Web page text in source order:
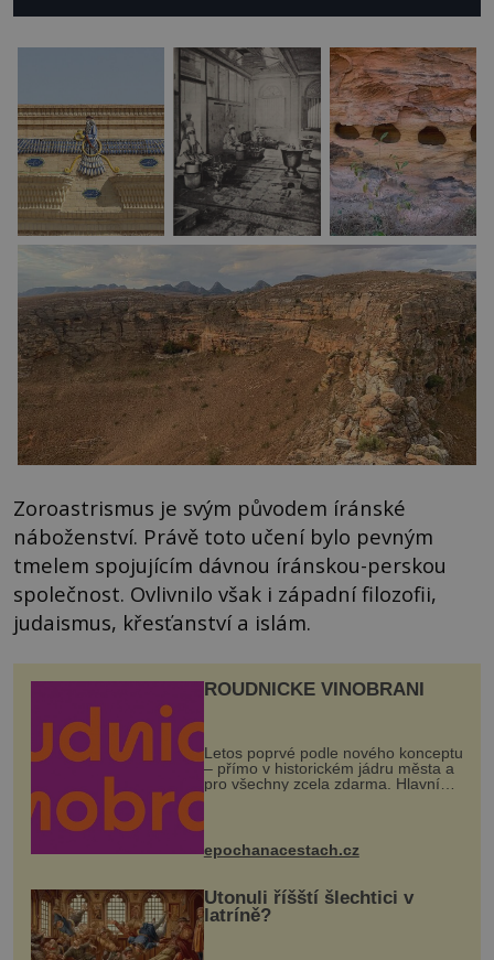
Zoroastrismus je svým původem íránské
náboženství. Právě toto učení bylo pevným
tmelem spojujícím dávnou íránskou-perskou
společnost. Ovlivnilo však i západní filozofii,
judaismus, křesťanství a islám.
ROUDNICKÉ VINOBRANÍ
Letos poprvé podle nového konceptu
– přímo v historickém jádru města a
pro všechny zcela zdarma. Hlavní
program se odehraje na Karlově a
mohou těšit na víno, burčák, pes...
epochanacestach.cz
Utonuli říšští šlechtici v
latríně?